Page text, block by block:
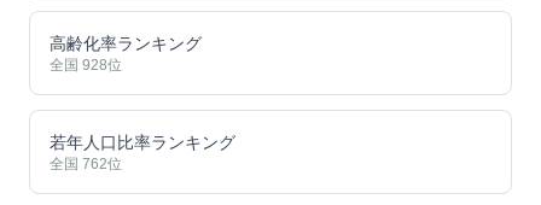
高齢化率ランキング
全国 928位
若年人口比率ランキング
全国 762位